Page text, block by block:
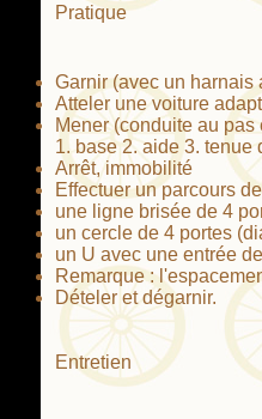
Pratique
Garnir (avec un harnais
Atteler une voiture
Mener (conduite au
1. base 2. aide 3. tenue
Arrêt, immobilité
Effectuer un parcours
une ligne brisée de 4
un cercle de 4 portes
un U avec une entrée
Remarque :
Dételer et dégarnir.
Entretien